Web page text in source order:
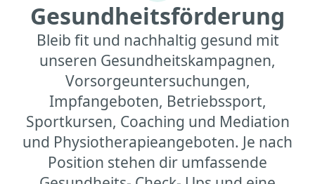
Gesundheitsförderung
Bleib fit und nachhaltig gesund mit
unseren Gesundheitskampagnen,
Vorsorgeuntersuchungen,
Impfangeboten, Betriebssport,
Sportkursen, Coaching und Mediation
und Physiotherapieangeboten. Je nach
Position stehen dir umfassende